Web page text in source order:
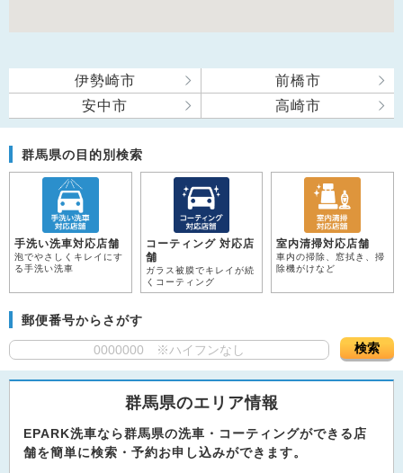
伊勢崎市
前橋市
安中市
高崎市
群馬県の目的別検索
手洗い洗車対応店舗
泡でやさしくキレイにす
る手洗い洗車
コーティング 対応店
舗
ガラス被膜でキレイが続
くコーティング
室内清掃対応店舗
車内の掃除、窓拭き、掃
除機がけなど
郵便番号からさがす
検索
群馬県のエリア情報
EPARK洗車なら群馬県の洗車・コーティングができる店
舗を簡単に検索・予約お申し込みができます。